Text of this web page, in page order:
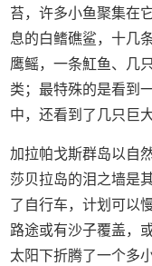
苔，许多小鱼聚集在
息的白鳍礁鲨，十几
鹰鳐，一条魟鱼、几
类；最特殊的是看到
中，还看到了几只巨
加拉帕戈斯群岛以自
莎贝拉岛的泪之墙是
了自行车，计划可以
路途或有沙子覆盖，
太阳下折腾了一个多